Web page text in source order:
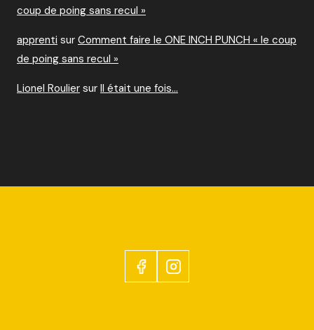
coup de poing sans recul »
apprenti sur Comment faire le ONE INCH PUNCH « le coup
de poing sans recul »
Lionel Roulier sur Il était une fois…